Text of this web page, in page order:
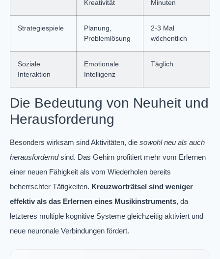
Kreativität
Minuten
Strategiespiele
Planung,
Problemlösung
2-3 Mal
wöchentlich
Soziale
Interaktion
Emotionale
Intelligenz
Täglich
Die Bedeutung von Neuheit und
Herausforderung
Besonders wirksam sind Aktivitäten, die sowohl neu als auch
herausforderndsind. Das Gehirn profitiert mehr vom Erlernen
einer neuen Fähigkeit als vom Wiederholen bereits
beherrschter Tätigkeiten. Kreuzworträtsel sind weniger
effektiv als das Erlernen eines Musikinstruments, da
letzteres multiple kognitive Systeme gleichzeitig aktiviert und
neue neuronale Verbindungen fördert.